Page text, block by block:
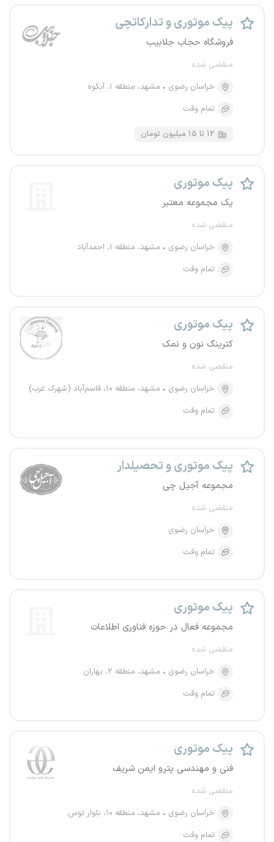
پیک موتوری و تدارکاتچی
فروشگاه حجاب جلابیب
منقضی شده
خراسان رضوی
مشهد، منطقه ۱، آبکوه
تمام وقت
۱۲ تا ۱۵ میلیون تومان
پیک موتوری
یک مجموعه معتبر
منقضی شده
خراسان رضوی
مشهد، منطقه ۱، احمدآباد
تمام وقت
پیک موتوری
کترینگ نون و نمک
منقضی شده
خراسان رضوی
مشهد، منطقه ۱۰، قاسم‌آباد (شهرک غرب)
تمام وقت
پیک موتوری و تحصیلدار
مجموعه آجیل چی
منقضی شده
خراسان رضوی
تمام وقت
پیک موتوری
مجموعه فعال در حوزه فناوری اطلاعات
منقضی شده
خراسان رضوی
مشهد، منطقه ۲، بهاران
تمام وقت
پیک موتوری
فنی و مهندسی پترو ایمن شریف
منقضی شده
خراسان رضوی
مشهد، منطقه ۱۰، بلوار توس
تمام وقت